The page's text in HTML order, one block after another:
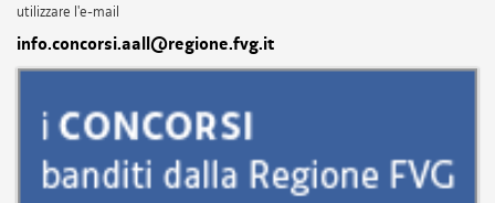
utilizzare l'e-mail
info.concorsi.aall@regione.fvg.it